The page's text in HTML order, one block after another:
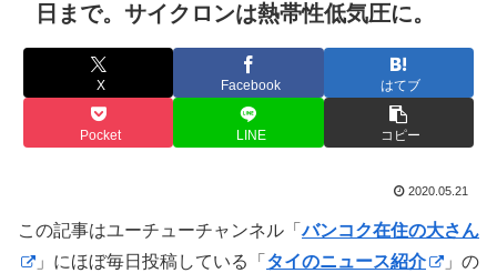
日まで。サイクロンは熱帯性低気圧に。
X Facebook はてブ
Pocket LINE コピー
2020.05.21
この記事はユーチューチャンネル「バンコク在住の大さん
」にほぼ毎日投稿している「 タイのニュース紹介
」の